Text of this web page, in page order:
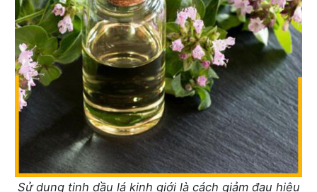
Sử dụng tinh dầu lá kinh giới là cách giảm đau hiệu